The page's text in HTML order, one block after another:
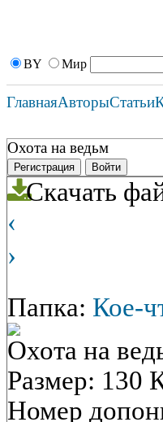
BY Мир
ГлавнаяАвторыСтатьи
Охота на ведьм
Регистрация Войти
Скачать
‹
›
Папка: Кое-
Охота на
Размер: 130
Номер